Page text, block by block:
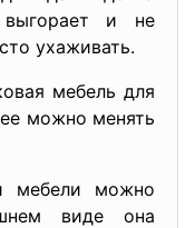
и не
ухаживать.
мебель для
можно менять
мебели можно
виде она